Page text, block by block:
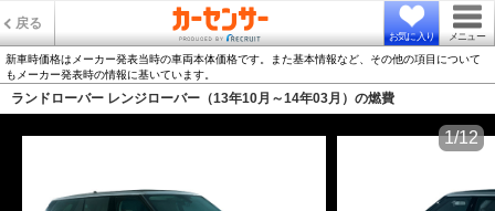
戻る
お気に入り メニュー
新車時価格はメーカー発表当時の車両本体価格です。また基本情報など、その他の項目について
もメーカー発表時の情報に基いています。
ランドローバー レンジローバー（13年10月～14年03月）の燃費
1/12